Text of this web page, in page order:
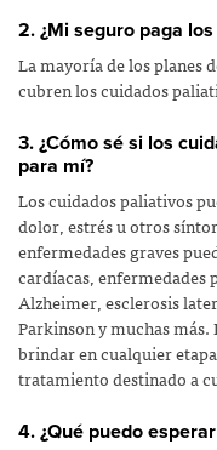
2. ¿Mi seguro paga
La mayoría de los planes
cubren los cuidados
3. ¿Cómo sé si los
para mí?
Los cuidados paliativos
dolor, estrés u otros
enfermedades graves
cardíacas, enfermedades
Alzheimer, esclerosis
Parkinson y muchas
brindar en cualquier
tratamiento destinado a
4. ¿Qué puedo